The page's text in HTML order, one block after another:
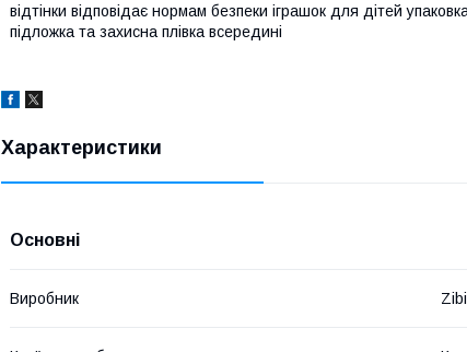
відтінки відповідає нормам безпеки іграшок для дітей
підложка та захисна плівка всередині
Характеристики
Основні
Виробник Zibi